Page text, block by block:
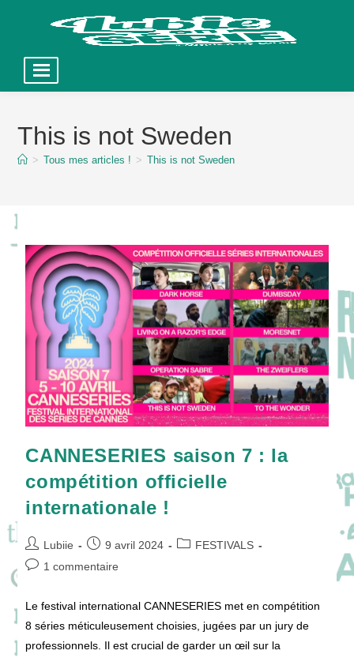
This is not Sweden
> Tous mes articles ! > This is not Sweden
CANNESERIES saison 7 : la
compétition officielle
internationale !
Auteur/autrice
de
Lubiie
Publication
publiée :
9 avril 2024
PostFESTIVALS
Commentaires
1 commentaire
Le festival international CANNESERIES met en compétition
8 séries méticuleusement choisies, jugées par un jury de
professionnels. Il est crucial de garder un œil sur la